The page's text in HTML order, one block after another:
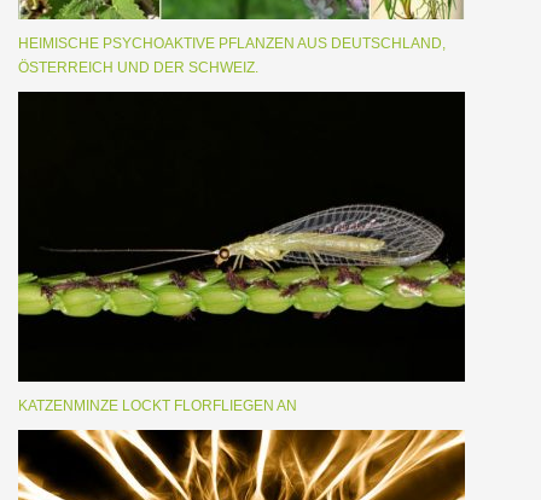
HEIMISCHE PSYCHOAKTIVE PFLANZEN AUS DEUTSCHLAND,
ÖSTERREICH UND DER SCHWEIZ.
KATZENMINZE LOCKT FLORFLIEGEN AN